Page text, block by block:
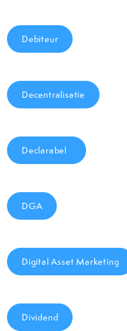
Debiteur
Decentralisatie
Declarabel
DGA
Digital Asset Marketing
Dividend